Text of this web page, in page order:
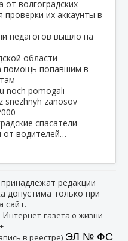
педагогов вышло на
области
помощь попавшим в
спасатели
от водителей…
редакции
допустима только при
сайт.
Интернет-газета о жизни
в реестре) ЭЛ № ФС